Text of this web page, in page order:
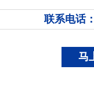
联系电话：
马